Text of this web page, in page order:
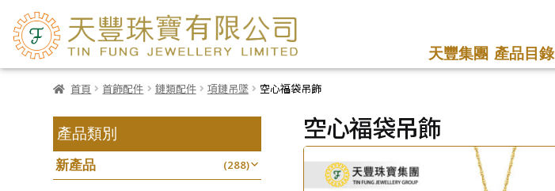
天豐集團 產品目錄
首頁 首飾配件 鏈類配件 項鏈吊墜 空心福袋吊飾
空心福袋吊飾
產品類別
新產品 (288)